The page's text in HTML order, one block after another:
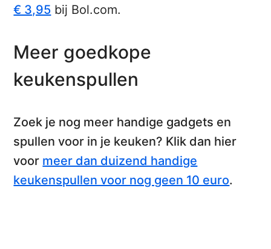
€ 3,95 bij Bol.com.
Meer goedkope
keukenspullen
Zoek je nog meer handige gadgets en
spullen voor in je keuken? Klik dan hier
voor meer dan duizend handige
keukenspullen voor nog geen 10 euro.